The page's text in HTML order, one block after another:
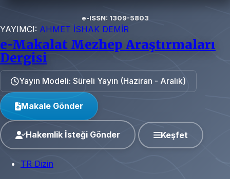
e-ISSN: 1309-5803
YAYIMCI: AHMET İSHAK DEMİR
e-Makalat Mezhep Araştırmaları
Dergisi
Yayın Modeli: Süreli Yayın (Haziran - Aralık)
Makale Gönder
Hakemlik İsteği Gönder Keşfet
TR Dizin